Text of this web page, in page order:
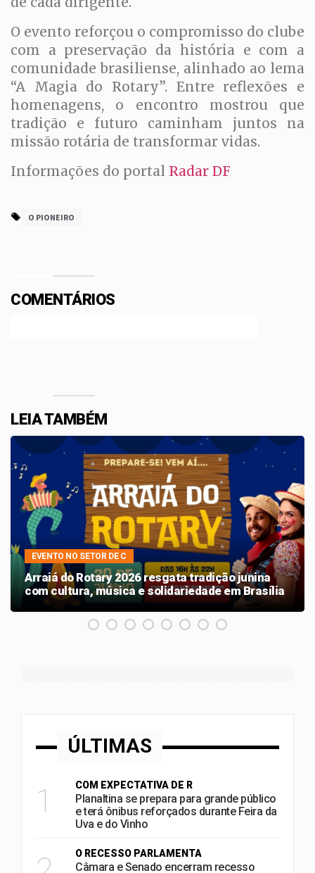
O evento reforçou o compromisso do clube
com a preservação da história e com a
comunidade brasiliense, alinhado ao lema
“A Magia do Rotary”. Entre reflexões e
homenagens, o encontro mostrou que
tradição e futuro caminham juntos na
missão rotária de transformar vidas.
Informações do portal Radar DF
O PIONEIRO
COMENTÁRIOS
LEIA TAMBÉM
EVENTO NO SETOR DE C
Arraiá do Rotary 2026 resgata tradição junina
com cultura, música e solidariedade em Brasília
ÚLTIMAS
1 COM EXPECTATIVA DE R
Planaltina se prepara para grande público
e terá ônibus reforçados durante Feira da
Uva e do Vinho
O RECESSO PARLAMENTA
Câmara e Senado encerram recesso